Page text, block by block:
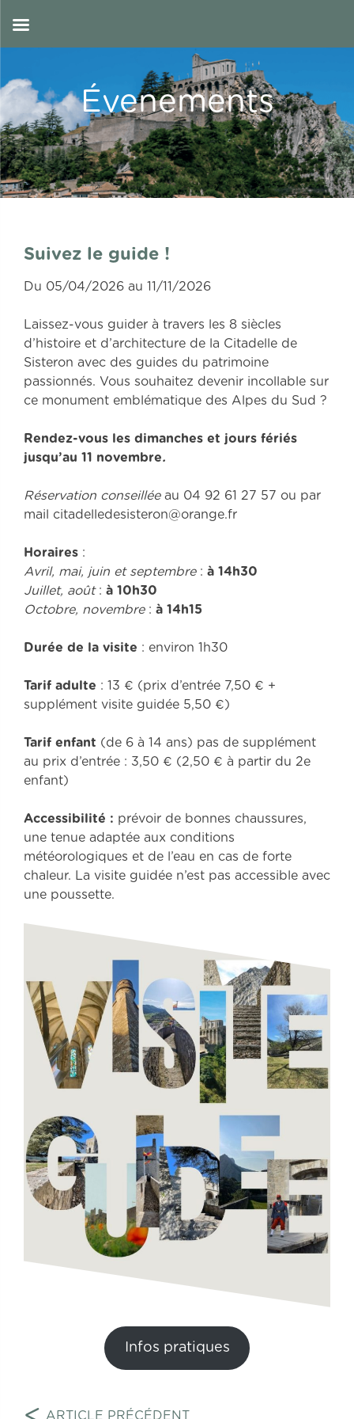
content
Évenements
Suivez le guide !
Du 05/04/2026 au 11/11/2026
Laissez-vous guider à travers les 8 siècles
d’histoire et d’architecture de la Citadelle de
Sisteron avec des guides du patrimoine
passionnés. Vous souhaitez devenir incollable sur
ce monument emblématique des Alpes du Sud ?
Rendez-vous les dimanches et jours fériés
jusqu’au 11 novembre.
Réservation conseillée au 04 92 61 27 57 ou par
mail citadelledesisteron@orange.fr
Horaires :
Avril, mai, juin et septembre: à 14h30
Juillet, août: à 10h30
Octobre, novembre: à 14h15
Durée de la visite : environ 1h30
Tarif adulte : 13 € (prix d’entrée 7,50 € +
supplément visite guidée 5,50 €)
Tarif enfant (de 6 à 14 ans) pas de supplément
au prix d’entrée : 3,50 € (2,50 € à partir du 2e
enfant)
Accessibilité : prévoir de bonnes chaussures,
une tenue adaptée aux conditions
météorologiques et de l’eau en cas de forte
chaleur. La visite guidée n’est pas accessible avec
une poussette.
Infos pratiques
ARTICLE PRÉCÉDENT